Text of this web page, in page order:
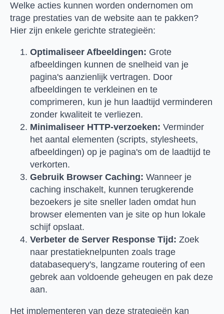
Welke acties kunnen worden ondernomen om
trage prestaties van de website aan te pakken?
Hier zijn enkele gerichte strategieën:
Optimaliseer Afbeeldingen: Grote
afbeeldingen kunnen de snelheid van je
pagina's aanzienlijk vertragen. Door
afbeeldingen te verkleinen en te
comprimeren, kun je hun laadtijd verminderen
zonder kwaliteit te verliezen.
Minimaliseer HTTP-verzoeken: Verminder
het aantal elementen (scripts, stylesheets,
afbeeldingen) op je pagina's om de laadtijd te
verkorten.
Gebruik Browser Caching: Wanneer je
caching inschakelt, kunnen terugkerende
bezoekers je site sneller laden omdat hun
browser elementen van je site op hun lokale
schijf opslaat.
Verbeter de Server Response Tijd: Zoek
naar prestatieknelpunten zoals trage
databasequery's, langzame routering of een
gebrek aan voldoende geheugen en pak deze
aan.
Het implementeren van deze strategieën kan